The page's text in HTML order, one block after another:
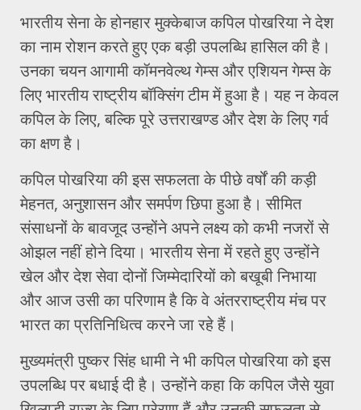
भारतीय सेना के होनहार मुक्केबाज कपिल पोखरिया ने देश
का नाम रोशन करते हुए एक बड़ी उपलब्धि हासिल की है।
उनका चयन आगामी कॉमनवेल्थ गेम्स और एशियन गेम्स के
लिए भारतीय राष्ट्रीय बॉक्सिंग टीम में हुआ है। यह न केवल
कपिल के लिए, बल्कि पूरे उत्तराखण्ड और देश के लिए गर्व
का क्षण है।
कपिल पोखरिया की इस सफलता के पीछे वर्षों की कड़ी
मेहनत, अनुशासन और समर्पण छिपा हुआ है। सीमित
संसाधनों के बावजूद उन्होंने अपने लक्ष्य को कभी नजरों से
ओझल नहीं होने दिया। भारतीय सेना में रहते हुए उन्होंने
खेल और देश सेवा दोनों जिम्मेदारियों को बखूबी निभाया
और आज उसी का परिणाम है कि वे अंतरराष्ट्रीय मंच पर
भारत का प्रतिनिधित्व करने जा रहे हैं।
मुख्यमंत्री पुष्कर सिंह धामी ने भी कपिल पोखरिया को इस
उपलब्धि पर बधाई दी है। उन्होंने कहा कि कपिल जैसे युवा